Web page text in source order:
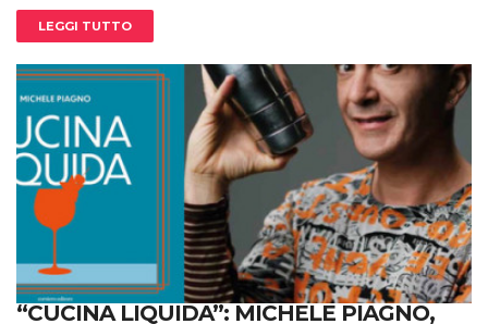
LEGGI TUTTO
“CUCINA LIQUIDA”: MICHELE PIAGNO,